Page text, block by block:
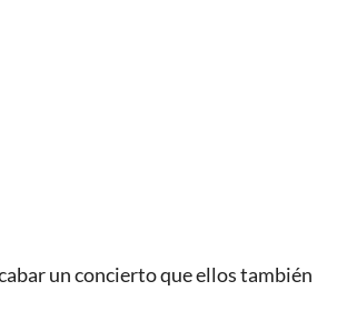
un concierto que ellos también